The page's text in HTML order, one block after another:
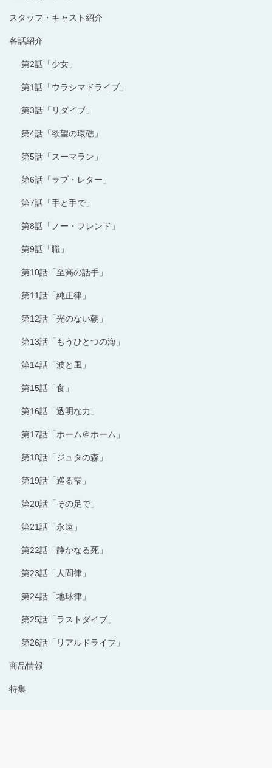
スタッフ・キャスト紹介
各話紹介
第2話「少女」
第1話「ウラシマドライブ」
第3話「リダイブ」
第4話「欲望の環礁」
第5話「スーマラン」
第6話「ラブ・レター」
第7話「手と手で」
第8話「ノー・フレンド」
第9話「職」
第10話「至高の話手」
第11話「純正律」
第12話「光のない朝」
第13話「もうひとつの海」
第14話「波と風」
第15話「食」
第16話「透明な力」
第17話「ホーム＠ホーム」
第18話「ジュタの森」
第19話「巡る雫」
第20話「その足で」
第21話「永遠」
第22話「静かなる死」
第23話「人間律」
第24話「地球律」
第25話「ラストダイブ」
第26話「リアルドライブ」
商品情報
特集